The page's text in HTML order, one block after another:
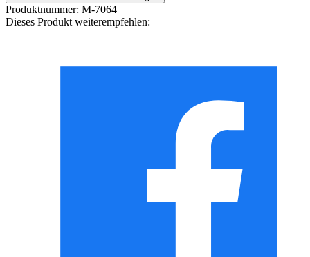
Produktnummer: M-7064
Dieses Produkt weiterempfehlen: